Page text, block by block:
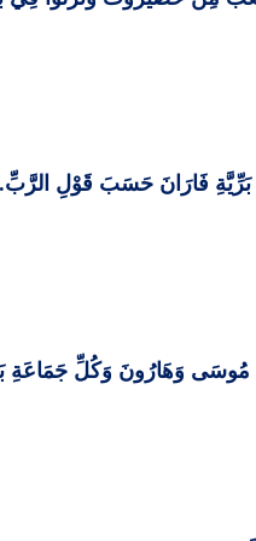
فَارَانَ حَسَبَ قَوْلِ الرَّبِّ
مُوسَى وَهَارُونَ وَكُلِّ جَمَاعَةِ